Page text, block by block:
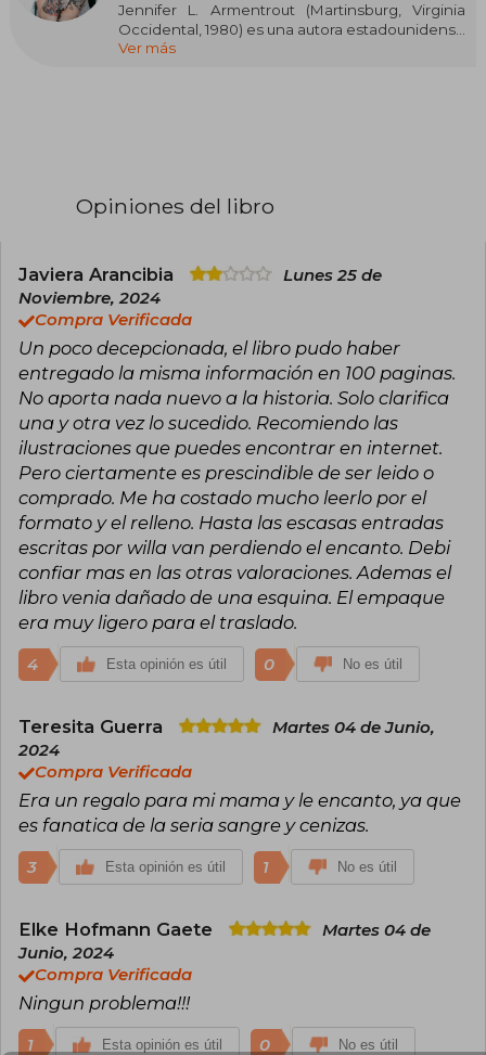
Jennifer L. Armentrout (Martinsburg, Virginia
Occidental, 1980) es una autora estadounidense
superventas, especializada en fantasía
géneros como el misterio, la ciencia ficción y la
novela adulta, esta última bajo el seudónimo J.
Lynn. Entre sus obras más celebradas destacan
las sagas Elementos Oscuros, Cazadora de
Hadas y Frigid, además de novelas
autoconclusivas como Cursed o Nunca digas
siempre. Con múltiples premios y millones de
ejemplares vendidos, Armentrout sigue
dominando las listas de más vendidos con cada
Ver más
Opiniones del libro
Javiera Arancibia
Lunes 25 de
Noviembre, 2024
Compra Verificada
Un poco decepcionada, el libro pudo haber
entregado la misma información en 100 paginas.
No aporta nada nuevo a la historia. Solo clarifica
una y otra vez lo sucedido. Recomiendo las
ilustraciones que puedes encontrar en internet.
Pero ciertamente es prescindible de ser leido o
comprado. Me ha costado mucho leerlo por el
formato y el relleno. Hasta las escasas entradas
escritas por willa van perdiendo el encanto. Debi
confiar mas en las otras valoraciones. Ademas el
libro venia dañado de una esquina. El empaque
era muy ligero para el traslado.
4 Esta opinión es útil 0 No es útil
Teresita Guerra
Martes 04 de Junio,
2024
Compra Verificada
Era un regalo para mi mama y le encanto, ya que
es fanatica de la seria sangre y cenizas.
3 Esta opinión es útil 1 No es útil
Elke Hofmann Gaete
Martes 04 de
Junio, 2024
Compra Verificada
Ningun problema!!!
1 Esta opinión es útil 0 No es útil